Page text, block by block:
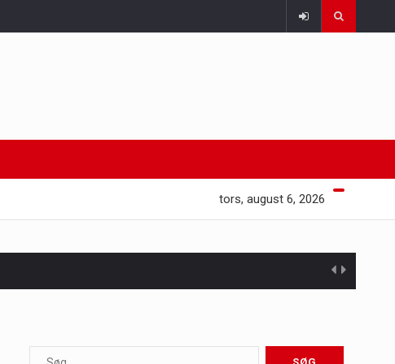
tors, august 6, 2026
i at opretholde…